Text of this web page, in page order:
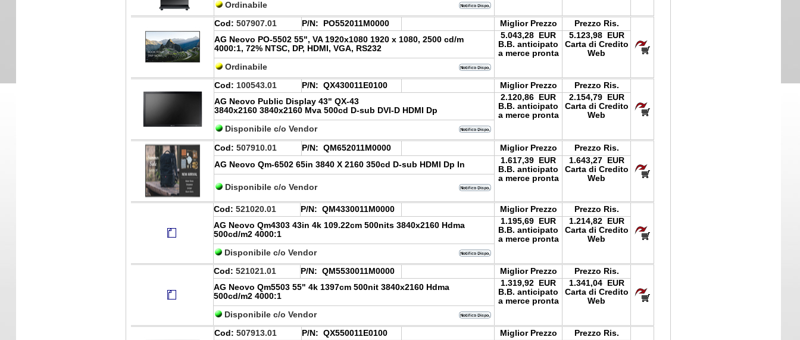
Ordinabile
Cod: 507907.01 P/N: PO552011M0000 Miglior Prezzo
Prezzo Ris.
AG Neovo PO-5502 55", VA 1920x1080 1920 x 1080, 2500 cd/m
4000:1, 72% NTSC, DP, HDMI, VGA, RS232
5.043,28 EUR
B.B. anticipato
a merce pronta
5.123,98 EUR
Carta di Credito
Web
Ordinabile
Cod: 100543.01 P/N: QX430011E0100 Miglior Prezzo
Prezzo Ris.
AG Neovo Public Display 43" QX-43
3840x2160 3840x2160 Mva 500cd D-sub DVI-D HDMI Dp
2.120,86 EUR
B.B. anticipato
a merce pronta
2.154,79 EUR
Carta di Credito
Web
Disponibile c/o Vendor
Cod: 507910.01 P/N: QM652011M0000 Miglior Prezzo
Prezzo Ris.
AG Neovo Qm-6502 65in 3840 X 2160 350cd D-sub HDMI Dp In
1.617,39 EUR
B.B. anticipato
a merce pronta
1.643,27 EUR
Carta di Credito
Web
Disponibile c/o Vendor
Cod: 521020.01 P/N: QM4330011M0000 Miglior Prezzo
Prezzo Ris.
AG Neovo Qm4303 43in 4k 109.22cm 500nits 3840x2160 Hdma
500cd/m2 4000:1
1.195,69 EUR
B.B. anticipato
a merce pronta
1.214,82 EUR
Carta di Credito
Web
Disponibile c/o Vendor
Cod: 521021.01 P/N: QM5530011M0000 Miglior Prezzo
Prezzo Ris.
AG Neovo Qm5503 55" 4k 1397cm 500nit 3840x2160 Hdma
500cd/m2 4000:1
1.319,92 EUR
B.B. anticipato
a merce pronta
1.341,04 EUR
Carta di Credito
Web
Disponibile c/o Vendor
Cod: 507913.01 P/N: QX550011E0100 Miglior Prezzo
Prezzo Ris.